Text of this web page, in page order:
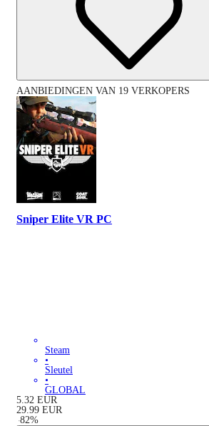
AANBIEDINGEN VAN 19 VERKOPERS
Sniper Elite VR PC
Steam
•
Sleutel
•
GLOBAL
5.32 EUR
29.99 EUR
-82%